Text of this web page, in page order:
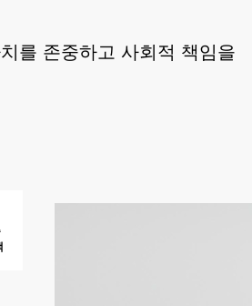
를 존중하고 사회적 책임을